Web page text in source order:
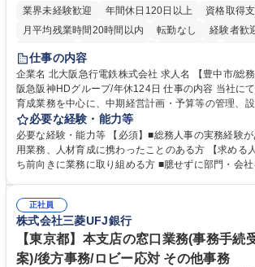
業界未経験歓迎
年間休日120日以上
資格取得
月平均残業時間20時間以内
転勤なし 経験者歓
退職金あり
土日祝休み
服装自由 昼食補助あり 食事補助
仕事の内容
企業名 北大阪急行電鉄株式会社 求人名 【豊中市/総務人事】経験者歓迎！/
阪急阪神HDグループ/年休124日 仕事の内容 当社にて採用関係業務、人材
育成業務を中心に、中期経営計画・予算等の管理、
定、さらに社内の重要会議の運営等、経営の根幹とな
務全般を担当していただきます。 【主な業務内容】 ■採用関係業務および
人材育成(社員研修)業務の推進 ■中期経営計画および
投資計画等の策定 ■社内の重要会議の運営 ■その他総
務人事】経験者歓迎！/阪急阪神HDグループ/年休124
必要な経験・能力等
必要な経験・能力等 【必須】■総務人事の実務経験
用業務、人材育成に携わったことのある方 【求める人物像】 ■探求心を持
ち前向きに業務に取り組める方 ■臆せずに部門・会
囲のメンバーと協調しつつ主体性を持って能動的に業
歴・資格 学歴：大学院 大学 高専 短大 専修学校 高校
正社員
株式会社三菱UFJ銀行
【東京都】本支店の窓口業務(事務手続
案)/後方事務/ロビー応対 その他事務